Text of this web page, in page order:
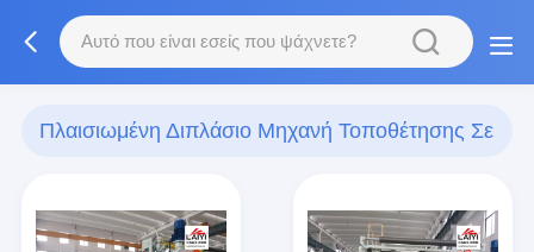
Πλαισιωμένη Διπλάσιο Μηχανή Τοποθέτησης Σε
(31)